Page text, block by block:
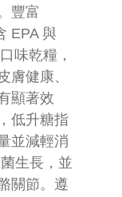
豐富
EPA 與
味乾糧，
膚健康、
顯著效
低升糖指
並減輕消
生長，並
關節。遵